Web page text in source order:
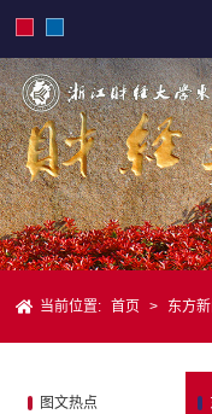
当前位置: 首页 > 东方新
图文热点